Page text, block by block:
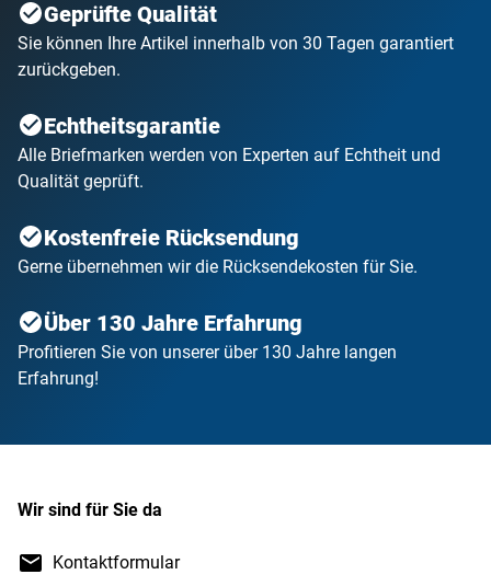
Geprüfte Qualität
Sie können Ihre Artikel innerhalb von 30 Tagen garantiert
zurückgeben.
Echtheitsgarantie
Alle Briefmarken werden von Experten auf Echtheit und
Qualität geprüft.
Kostenfreie Rücksendung
Gerne übernehmen wir die Rücksendekosten für Sie.
Über 130 Jahre Erfahrung
Profitieren Sie von unserer über 130 Jahre langen
Erfahrung!
Wir sind für Sie da
Kontaktformular